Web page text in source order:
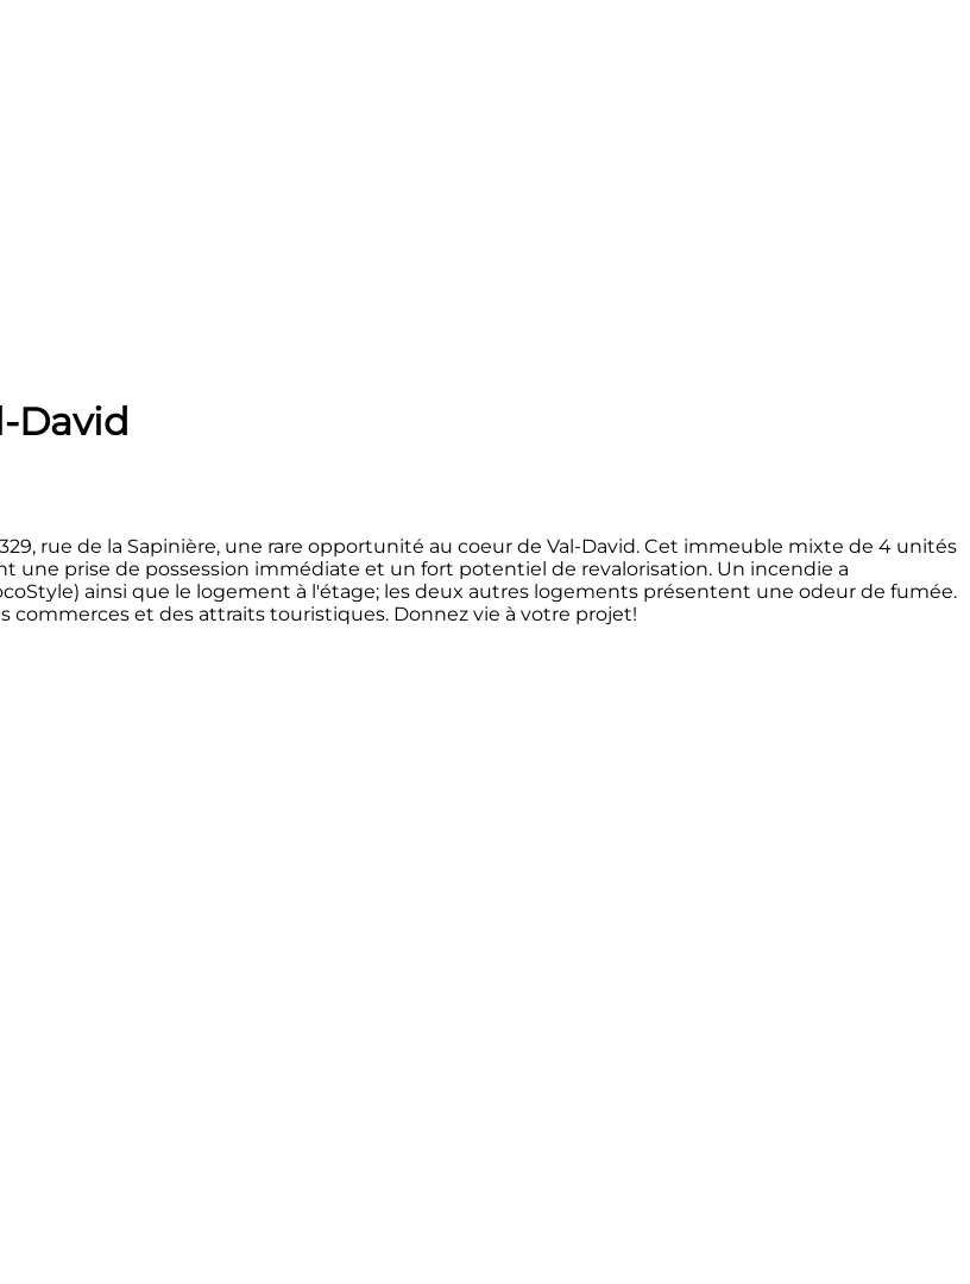
David
rue de la Sapinière, une rare opportunité au coeur de Val-David. Cet immeuble mixte de 4 unités
une prise de possession immédiate et un fort potentiel de revalorisation. Un incendie a
ainsi que le logement à l'étage; les deux autres logements présentent une odeur de fumée.
commerces et des attraits touristiques. Donnez vie à votre projet!